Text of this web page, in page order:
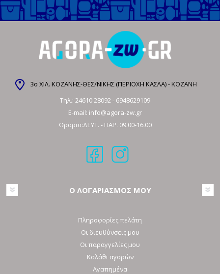
3ο ΧΙΛ. ΚΟΖΑΝΗΣ-ΘΕΣ/ΝΙΚΗΣ (ΠΕΡΙΟΧΗ ΚΑΣΛΑ) - ΚΟΖΑΝΗ
Τηλ.: 24610 28092- 6948629109
E-mail: info@agora-zw.gr
Ωράριο:ΔΕΥΤ. - ΠΑΡ. 09.00-16.00
Ο ΛΟΓΑΡΙΑΣΜΟΣ ΜΟΥ
Πληροφορίες πελάτη
Οι διευθύνσεις μου
Οι παραγγελίες μου
Καλάθι αγορών
Αγαπημένα